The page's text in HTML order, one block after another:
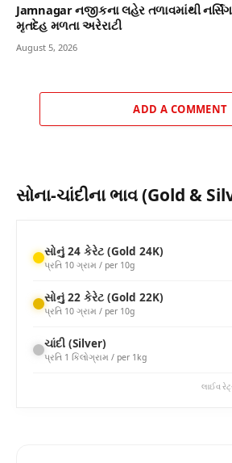
Jamnagar નજીકના લહેર તળાવમાંથી
મૃતદેહ મળતા અરેરાટી
August 5, 2026
ADD A COMMENT
સોના-ચાંદીના ભાવ (Gold &
સોનું 24 કેરેટ (Gold 24K)
પ્રતિ 10 ગ્રામ / per 10g
સોનું 22 કેરેટ (Gold 22K)
પ્રતિ 10 ગ્રામ / per 10g
ચાંદી (Silver)
પ્રતિ 1 કિલોગ્રામ / per 1kg
લાઈવ